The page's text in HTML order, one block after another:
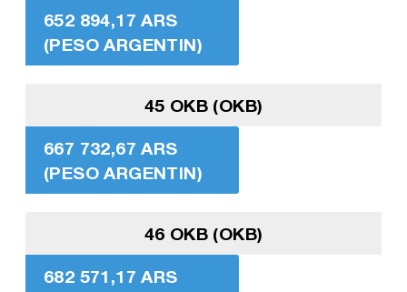
652 894,17 ARS
(PESO ARGENTIN)
45 OKB (OKB)
667 732,67 ARS
(PESO ARGENTIN)
46 OKB (OKB)
682 571,17 ARS